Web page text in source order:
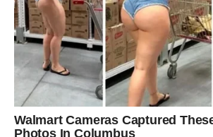
Pancerote slažite u tepsiju obloženu
Premazati umućenim jajetom i po želji
origanom.
Stavite u prethodno zagrijanu pećnicu na
porumene. Kušajte u svojim sočnim